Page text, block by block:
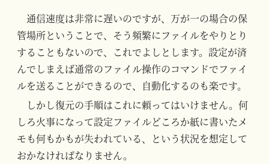
通信速度は非常に遅いのですが、万が一の場合の保
管場所ということで、そう頻繁にファイルをやりとり
することもないので、これでよしとします。設定が済
んでしまえば通常のファイル操作のコマンドでファイ
ルを送ることができるので、自動化するのも楽です。
しかし復元の手順はこれに頼ってはいけません。何
しろ火事になって設定ファイルどころか紙に書いたメ
モも何もかもが失われている、という状況を想定して
おかなければなりません。